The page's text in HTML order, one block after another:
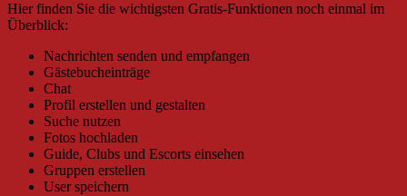
Hier finden Sie die wichtigsten Gratis-Funktionen noch einmal im
Überblick:
Nachrichten senden und empfangen
Gästebucheinträge
Chat
Profil erstellen und gestalten
Suche nutzen
Fotos hochladen
Guide, Clubs und Escorts einsehen
Gruppen erstellen
User speichern